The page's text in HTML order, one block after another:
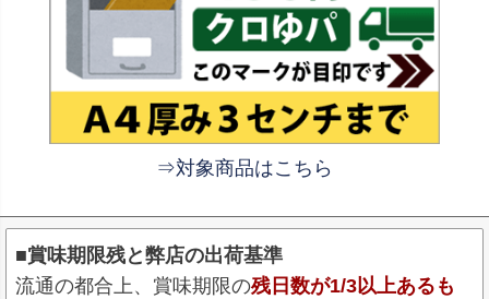
⇒対象商品はこちら
■賞味期限残と弊店の出荷基準
流通の都合上、賞味期限の残日数が1/3以上あるも